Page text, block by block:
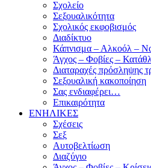
Σχολείο
Σεξουαλικότητα
Σχολικός εκφοβισμός
Διαδίκτυο
Κάπνισμα – Αλκοόλ –
Άγχος – Φοβίες –
Διαταραχές πρόσληψης
Σεξουαλική κακοποίηση
Σας ενδιαφέρει…
Επικαιρότητα
ΕΝΗΛΙΚΕΣ
Σχέσεις
Σεξ
Αυτοβελτίωση
Διαζύγιο